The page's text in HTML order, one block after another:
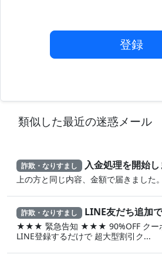
登録
類似した最近の迷惑メール
詐欺・なりすまし 入金処理を開始し
上の方と同じ内容、金額で届きました。
詐欺・なりすまし LINE友だち追加
★★★ 緊急告知 ★★★ 90%OFF クー
LINE登録するだけで 超大型割引ク...